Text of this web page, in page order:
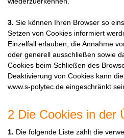
3. Sie können Ihren Browser so
Setzen von Cookies informiert
Einzelfall erlauben, die Annahme
oder generell ausschließen sowie
Cookies beim Schließen des
Deaktivierung von Cookies kann
www.s-polytec.de eingeschränkt
2 Die Cookies in der
1. Die folgende Liste zählt die